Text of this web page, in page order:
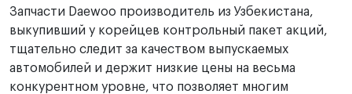
Запчасти Daewoo производитель из Узбекистана,
выкупивший у корейцев контрольный пакет акций,
тщательно следит за качеством выпускаемых
автомобилей и держит низкие цены на весьма
конкурентном уровне, что позволяет многим